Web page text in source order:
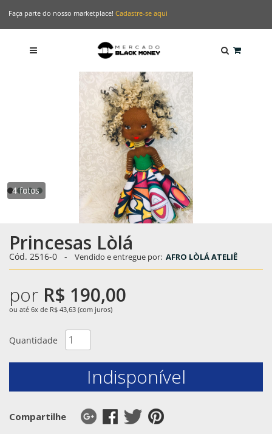
Faça parte do nosso marketplace! Cadastre-se aqui
4 fotos
Princesas Lòlá
Cód. 2516-0 - Vendido e entregue por: AFRO LÒLÁ ATELIÊ
por R$ 190,00
ou até 6x de R$ 43,63 (com juros)
Quantidade
Indisponível
Compartilhe